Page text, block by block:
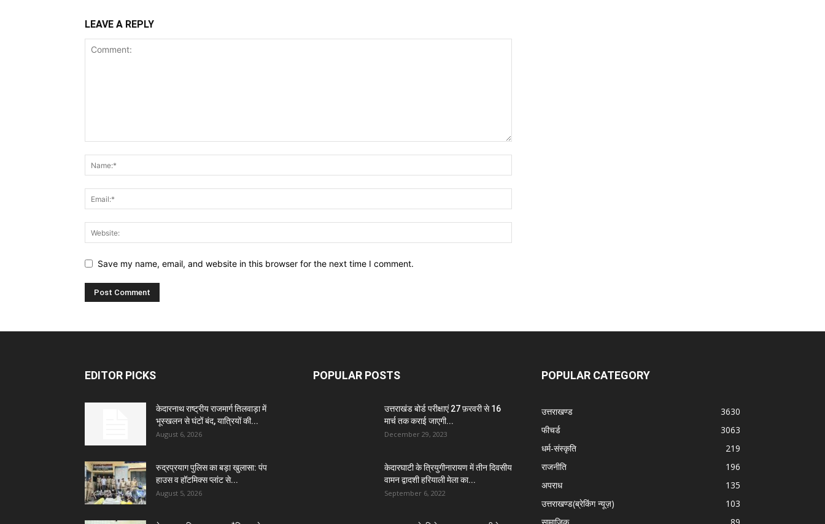
LEAVE A REPLY
Save my name, email, and website in this browser for the next time I comment.
EDITOR PICKS
केदारनाथ राष्ट्रीय राजमार्ग तिलवाड़ा में
भूस्खलन से घंटों बंद, यात्रियों की...
August 6, 2026
रुद्रप्रयाग पुलिस का बड़ा खुलासा: पंप
हाउस व हॉटमिक्स प्लांट से...
August 5, 2026
POPULAR POSTS
उत्तराखंड बोर्ड परीक्षाएं 27 फ़रवरी से 16
मार्च तक कराई जाएगी...
December 29, 2023
केदारघाटी के त्रियुगीनारायण में तीन दिवसीय
वामन द्वादशी हरियाली मेला का...
September 6, 2022
POPULAR CATEGORY
उत्तराखण्ड
3630
फीचर्ड
3063
धर्म-संस्कृति
219
राजनीति
196
अपराध
135
उत्तराखण्ड(ब्रेकिंग न्यूज़)
103
सामाजिक
89